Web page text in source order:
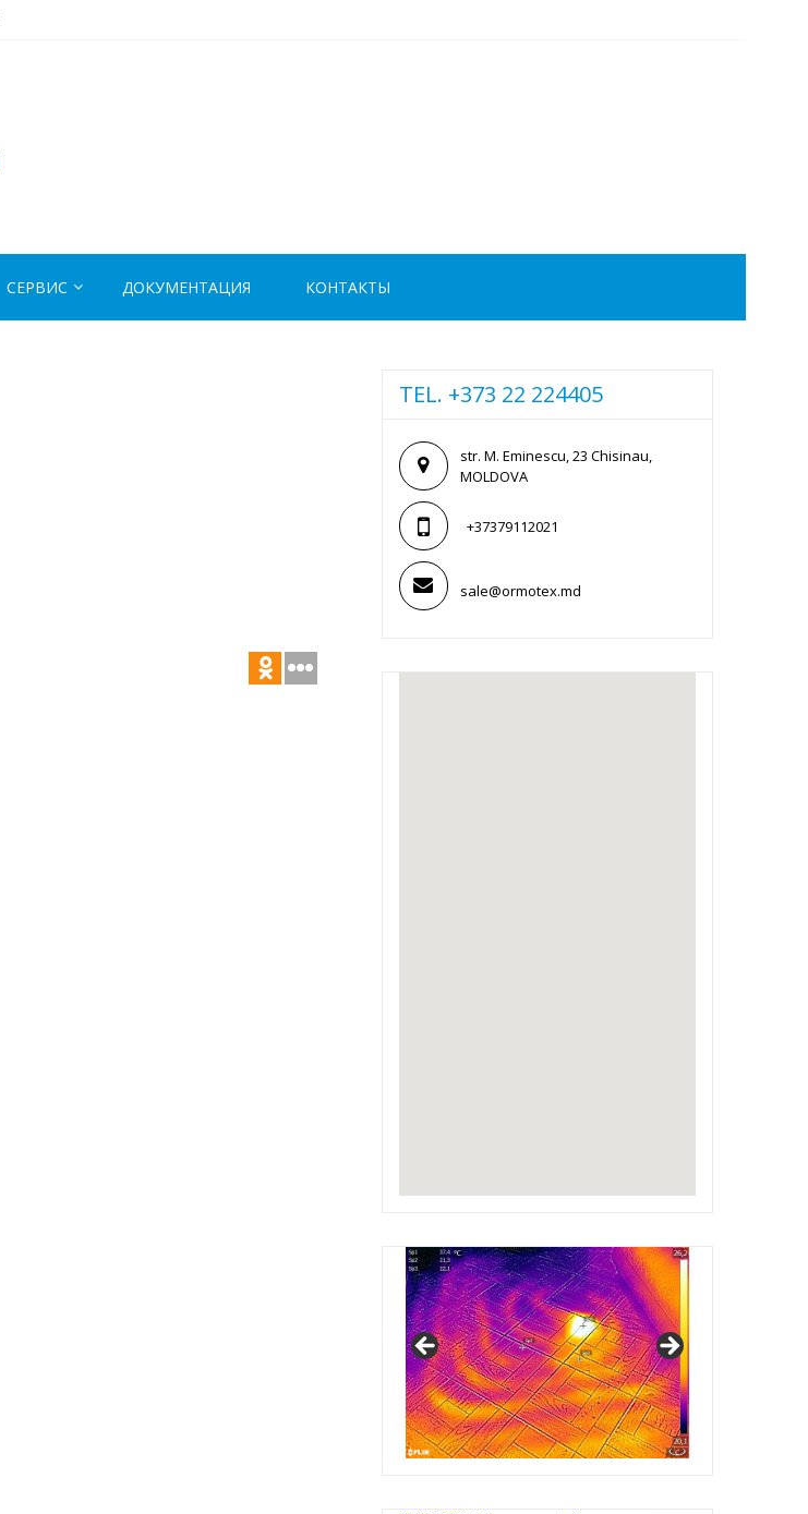
СЕРВИС ДОКУМЕНТАЦИЯ КОНТАКТЫ
TEL. +373 22 224405
str. M. Eminescu, 23 Chisinau,
MOLDOVA
+37379112021
sale@ormotex.md
IRSAP Design Radiators